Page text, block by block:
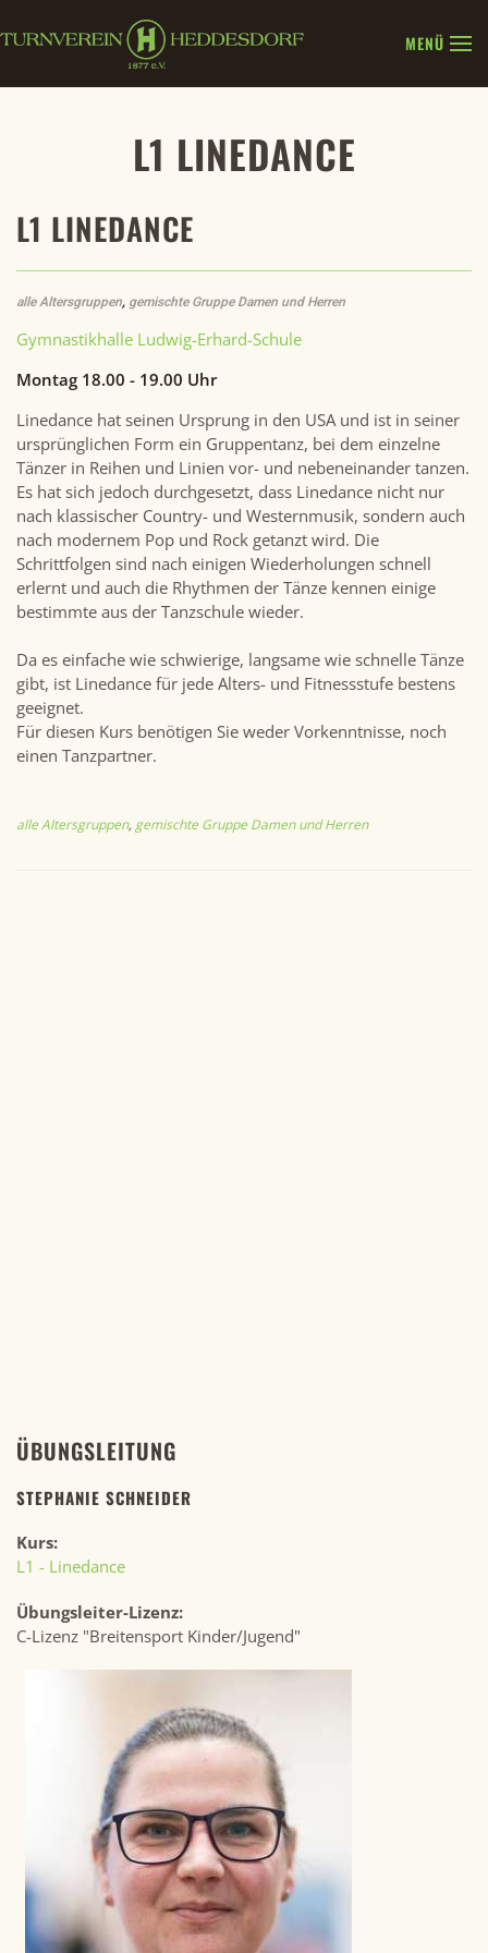
Zum Hauptinhalt springen
MENÜ
L1 LINEDANCE
L1 LINEDANCE
alle Altersgruppen, gemischte Gruppe Damen und Herren
Gymnastikhalle Ludwig-Erhard-Schule
Montag 18.00 - 19.00 Uhr
Linedance hat seinen Ursprung in den USA und ist in seiner
ursprünglichen Form ein Gruppentanz, bei dem einzelne
Tänzer in Reihen und Linien vor- und nebeneinander tanzen.
Es hat sich jedoch durchgesetzt, dass Linedance nicht nur
nach klassischer Country- und Westernmusik, sondern auch
nach modernem Pop und Rock getanzt wird. Die
Schrittfolgen sind nach einigen Wiederholungen schnell
erlernt und auch die Rhythmen der Tänze kennen einige
bestimmte aus der Tanzschule wieder.
Da es einfache wie schwierige, langsame wie schnelle Tänze
gibt, ist Linedance für jede Alters- und Fitnessstufe bestens
geeignet.
Für diesen Kurs benötigen Sie weder Vorkenntnisse, noch
einen Tanzpartner.
alle Altersgruppen, gemischte Gruppe Damen und Herren
ÜBUNGSLEITUNG
STEPHANIE SCHNEIDER
Kurs:
L1 - Linedance
Übungsleiter-Lizenz:
C-Lizenz "Breitensport Kinder/Jugend"